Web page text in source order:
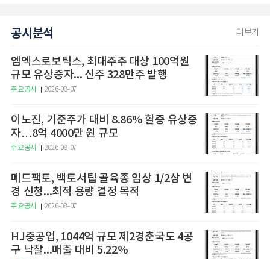
공시분석 더보기
엠엑스로보틱스, 최대주주 대상 100억원
규모 유상증자... 신주 328만주 발행
주요공시 2026-08-07
이노진, 기준주가 대비 8.86% 할증 유상증
자…8억 4000만 원 규모
주요공시 2026-08-07
메드팩토, 백토서팁 골육종 임상 1/2상 변
경 신청...최적 용량 결정 목적
주요공시 2026-08-07
HJ중공업, 1044억 규모 제2경춘국도 4공
구 낙찰...매출 대비 5.22%